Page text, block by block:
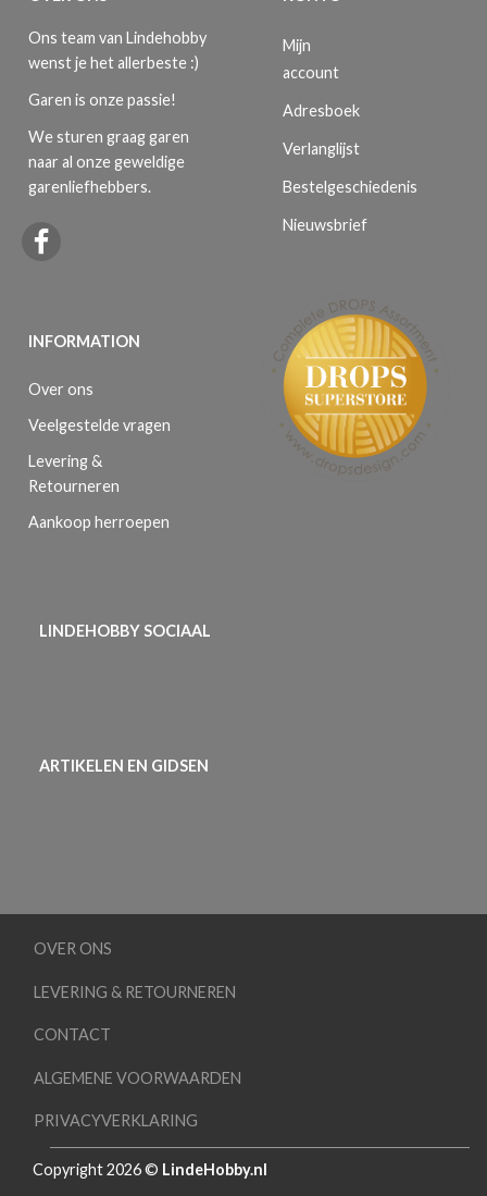
Ons team van Lindehobby
wenst je het allerbeste :)
Garen is onze passie!
We sturen graag garen
naar al onze geweldige
garenliefhebbers.
INFORMATION
Over ons
Veelgestelde vragen
Levering &
Retourneren
Aankoop herroepen
Mijn
account
Adresboek
Verlanglijst
Bestelgeschiedenis
Nieuwsbrief
LINDEHOBBY SOCIAAL
ARTIKELEN EN GIDSEN
OVER ONS
LEVERING & RETOURNEREN
CONTACT
ALGEMENE VOORWAARDEN
PRIVACYVERKLARING
Copyright 2026 © LindeHobby.nl